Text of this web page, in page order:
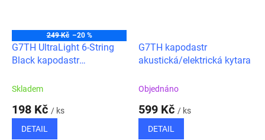
249 Kč –20 %
G7TH UltraLight 6-String
Black kapodastr
Skladem
198 Kč / ks
DETAIL
G7TH kapodastr
akustická/elektrická kytara
Objednáno
599 Kč / ks
DETAIL